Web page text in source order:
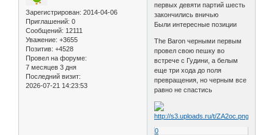
Зарегистрирован: 2014-04-06
Приглашений: 0
Сообщений: 12111
Уважение: +3655
Позитив: +4528
Провел на форуме:
7 месяцев 3 дня
Последний визит:
2026-07-21 14:23:53
первых девяти партий шесть
закончились вничью
Были интересные позиции
The Baron черными первым
провел свою пешку во
встрече с Гудини, а белым
еще три хода до поля
превращения, но черным все
равно не спастись
0